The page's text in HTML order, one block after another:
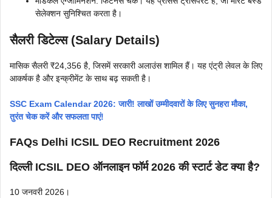
सेलेक्शन सुनिश्चित करता है।
सैलरी डिटेल्स (Salary Details)
मासिक सैलरी ₹24,356 है, जिसमें सरकारी अलाउंस शामिल हैं। यह एंट्री लेवल के लिए
आकर्षक है और इन्क्रीमेंट के साथ बढ़ सकती है।
SSC Exam Calendar 2026: जारी! लाखों उम्मीदवारों के लिए सुनहरा मौका,
तुरंत चेक करें और सफलता पाएं!
FAQs Delhi ICSIL DEO Recruitment 2026
दिल्ली ICSIL DEO ऑनलाइन फॉर्म 2026 की स्टार्ट डेट क्या है?
10 जनवरी 2026।